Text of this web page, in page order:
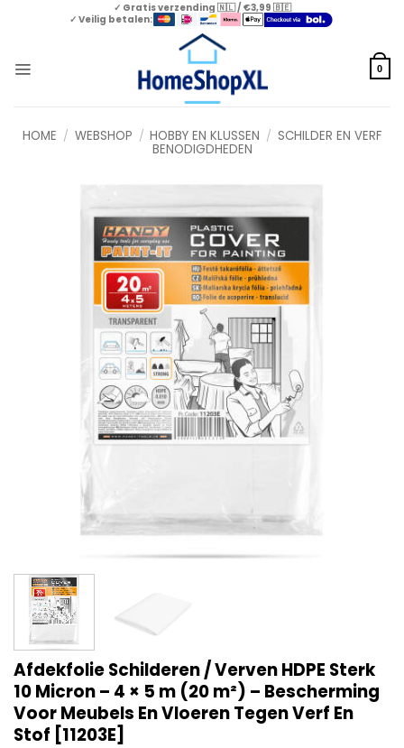
✓ Gratis verzending 🇳🇱 / €3,99 🇧🇪
✓ Veilig betalen:
0
HOME / WEBSHOP / HOBBY EN KLUSSEN / SCHILDER EN VERF
BENODIGDHEDEN
Afdekfolie Schilderen / Verven HDPE Sterk
10 Micron – 4 × 5 m (20 m²) – Bescherming
Voor Meubels En Vloeren Tegen Verf En
Stof [11203E]